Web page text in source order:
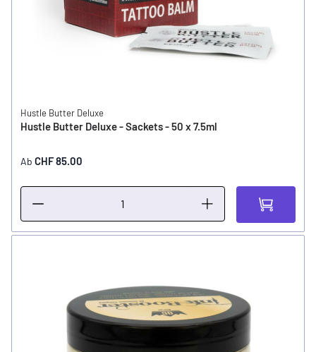
Hustle Butter Deluxe
Hustle Butter Deluxe - Sackets - 50 x 7.5ml
Ab CHF 85.00